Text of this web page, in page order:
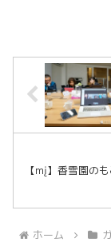
【mį】香雪園の
ホーム